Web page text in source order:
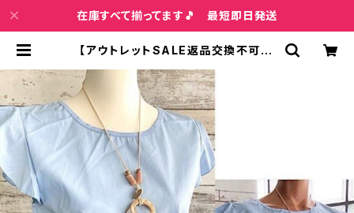
在庫すべて揃ってます🎵 最短即日発送
【アウトレットSALE返品交換不可8/
｜Made in ITALY ｜フリル袖 コッ
トン・レーヨン インポートトップス(ネ
ックレス付き)/ライトブルー | インポ
ートファッション＆ジュエリー Wish
Bone VIP